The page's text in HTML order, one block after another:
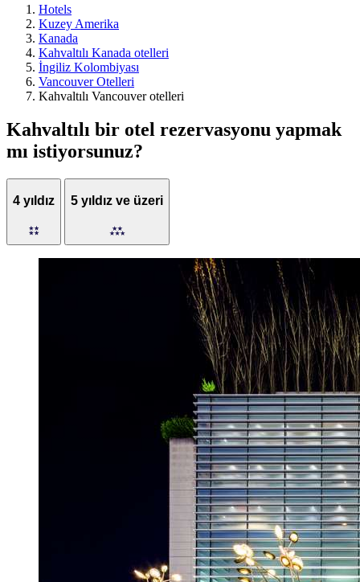
Hotels
Kuzey Amerika
Kanada
Kahvaltılı Kanada otelleri
İngiliz Kolombiyası
Vancouver Otelleri
Kahvaltılı Vancouver otelleri
Kahvaltılı bir otel rezervasyonu yapmak
mı istiyorsunuz?
4 yıldız 5 yıldız ve üzeri